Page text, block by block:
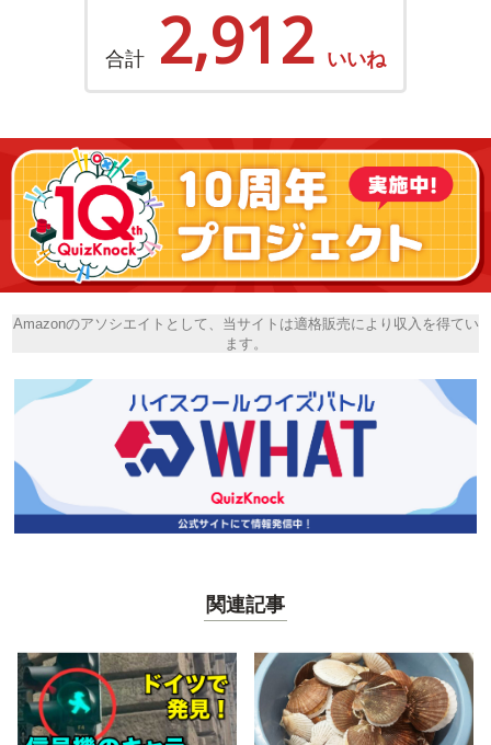
合計 2,912 いいね
Amazonのアソシエイトとして、当サイトは適格販売により収入を得てい
ます。
関連記事